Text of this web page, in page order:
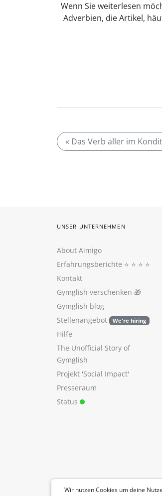
Wenn Sie weiterlesen
Adverbien, die Artikel,
« Das Verb aller im
Wir nutzen Cookies um deine
UNSER UNTERNEHMEN
About Aimigo
Erfahrungsberichte ⭐️ ⭐️ ⭐️ ⭐️
Kontakt
Gymglish verschenken 🎁
Gymglish blog
Stellenangebot
We're hiring
Hilfe
The Unofficial Story of
Gymglish
Projekt 'Social Impact'
Presseraum
Status